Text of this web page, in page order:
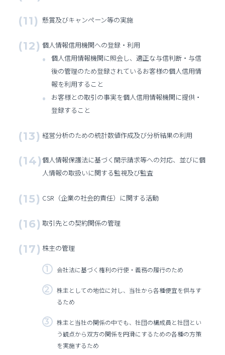
懸賞及びキャンペーン等の実施
個人情報信用機関への登録・利用
個人信用情報機関に照会し、適正な与信判断・与信
後の管理のため登録されているお客様の個人信用情
報を利用すること
お客様との取引の事実を個人信用情報機関に提供・
登録すること
経営分析のための統計数値作成及び分析結果の利用
個人情報保護法に基づく開示請求等への対応、並びに個
人情報の取扱いに関する監視及び監査
CSR（企業の社会的責任）に関する活動
取引先との契約関係の管理
株主の管理
会社法に基づく権利の行使・義務の履行のため
株主としての地位に対し、当社から各種便宜を供与す
るため
株主と当社の関係の中でも、社団の構成員と社団とい
う観点から双方の関係を円滑にするための各種の方策
を実施するため